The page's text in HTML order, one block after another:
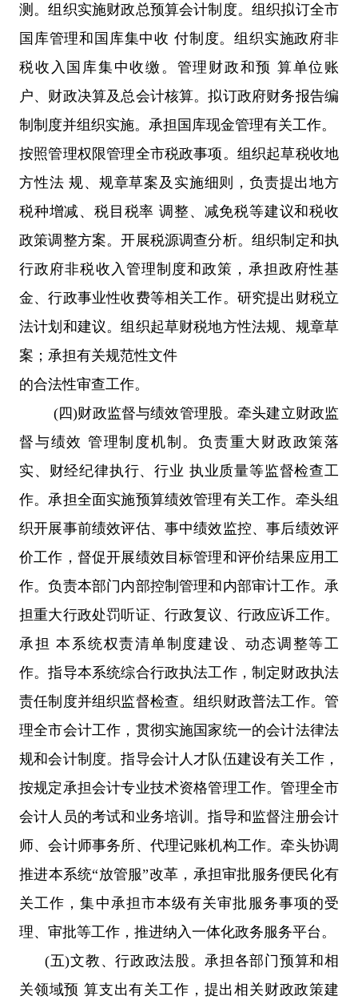
测。组织实施财政总预算会计制度。组织拟订全市
国库管理和国库集中收 付制度。组织实施政府非
税收入国库集中收缴。管理财政和预 算单位账
户、财政决算及总会计核算。拟订政府财务报告编
制制度并组织实施。承担国库现金管理有关工作。
按照管理权限管理全市税政事项。组织起草税收地
方性法 规、规章草案及实施细则，负责提出地方
税种增减、税目税率 调整、减免税等建议和税收
政策调整方案。开展税源调查分析。组织制定和执
行政府非税收入管理制度和政策，承担政府性基
金、行政事业性收费等相关工作。研究提出财税立
法计划和建议。组织起草财税地方性法规、规章草
案；承担有关规范性文件
的合法性审查工作。
(四)财政监督与绩效管理股。牵头建立财政监
督与绩效 管理制度机制。负责重大财政政策落
实、财经纪律执行、行业 执业质量等监督检查工
作。承担全面实施预算绩效管理有关工作。牵头组
织开展事前绩效评估、事中绩效监控、事后绩效评
价工作，督促开展绩效目标管理和评价结果应用工
作。负责本部门内部控制管理和内部审计工作。承
担重大行政处罚听证、行政复议、行政应诉工作。
承担 本系统权责清单制度建设、动态调整等工
作。指导本系统综合行政执法工作，制定财政执法
责任制度并组织监督检查。组织财政普法工作。管
理全市会计工作，贯彻实施国家统一的会计法律法
规和会计制度。指导会计人才队伍建设有关工作，
按规定承担会计专业技术资格管理工作。管理全市
会计人员的考试和业务培训。指导和监督注册会计
师、会计师事务所、代理记账机构工作。牵头协调
推进本系统“放管服”改革，承担审批服务便民化有
关工作，集中承担市本级有关审批服务事项的受
理、审批等工作，推进纳入一体化政务服务平台。
(五)文教、行政政法股。承担各部门预算和相
关领域预 算支出有关工作，提出相关财政政策建